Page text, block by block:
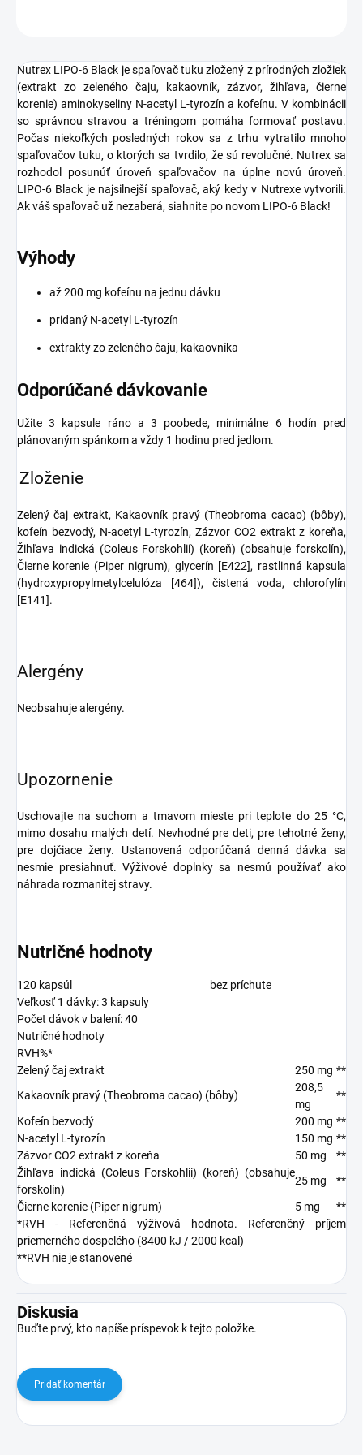
Nutrex LIPO-6 Black je spaľovač tuku zložený z prírodných zložiek
(extrakt zo zeleného čaju, kakaovník, zázvor, žihľava, čierne
korenie) aminokyseliny N-acetyl L-tyrozín a kofeínu. V kombinácii
so správnou stravou a tréningom pomáha formovať postavu.
Počas niekoľkých posledných rokov sa z trhu vytratilo mnoho
spaľovačov tuku, o ktorých sa tvrdilo, že sú revolučné. Nutrex sa
rozhodol posunúť úroveň spaľovačov na úplne novú úroveň.
LIPO-6 Black je najsilnejší spaľovač, aký kedy v Nutrexe vytvorili.
Ak váš spaľovač už nezaberá, siahnite po novom LIPO-6 Black!
Výhody
až 200 mg kofeínu na jednu dávku
pridaný N-acetyl L-tyrozín
extrakty zo zeleného čaju, kakaovníka
Odporúčané dávkovanie
Užite 3 kapsule ráno a 3 poobede, minimálne 6 hodín pred
plánovaným spánkom a vždy 1 hodinu pred jedlom.
Zloženie
Zelený čaj extrakt, Kakaovník pravý (Theobroma cacao) (bôby),
kofeín bezvodý, N-acetyl L-tyrozín, Zázvor CO2 extrakt z koreňa,
Žihľava indická (Coleus Forskohlii) (koreň) (obsahuje forskolín),
Čierne korenie (Piper nigrum), glycerín [E422], rastlinná kapsula
(hydroxypropylmetylcelulóza [464]), čistená voda, chlorofylín
[E141].
Alergény
Neobsahuje alergény.
Upozornenie
Uschovajte na suchom a tmavom mieste pri teplote do 25 °C,
mimo dosahu malých detí. Nevhodné pre deti, pre tehotné ženy,
pre dojčiace ženy. Ustanovená odporúčaná denná dávka sa
nesmie presiahnuť. Výživové doplnky sa nesmú používať ako
náhrada rozmanitej stravy.
Nutričné hodnoty
120 kapsúl
bez príchute
Veľkosť 1 dávky: 3 kapsuly
Počet dávok v balení: 40
Nutričné hodnoty
RVH%*
Zelený čaj extrakt
250 mg **
Kakaovník pravý (Theobroma cacao) (bôby)
208,5
mg
**
Kofeín bezvodý
200 mg **
N-acetyl L-tyrozín
150 mg **
Zázvor CO2 extrakt z koreňa
50 mg
**
Žihľava indická (Coleus Forskohlii) (koreň) (obsahuje
forskolín)
25 mg
**
Čierne korenie (Piper nigrum)
5 mg
**
*RVH - Referenčná výživová hodnota. Referenčný príjem
priemerného dospelého (8400 kJ / 2000 kcal)
**RVH nie je stanovené
Diskusia
Buďte prvý, kto napíše príspevok k tejto položke.
Pridať komentár